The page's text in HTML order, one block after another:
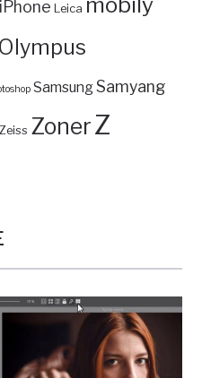
iPhone Leica
Olympus
SamsungSamyang
Zeiss ZonerZ